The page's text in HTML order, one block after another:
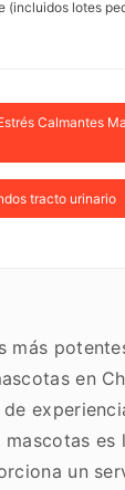
(incluidos lotes
Calmantes
tracto urinario
más
en
es
un